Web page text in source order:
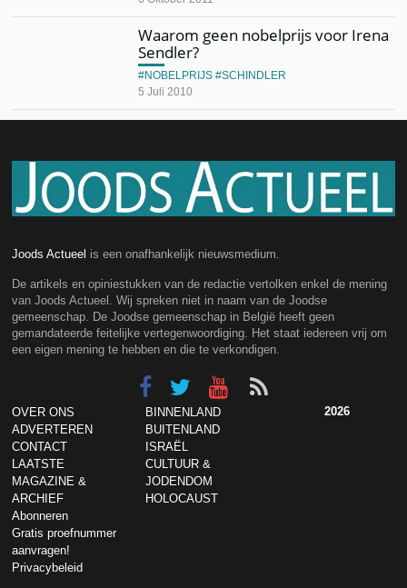
Waarom geen nobelprijs voor Irena
Sendler?
5 Juli 2010
NOBELPRIJS SCHINDLER
Joods Actueel is een onafhankelijk nieuwsmedium.
De artikels en opiniestukken van de redactie vertolken enkel de mening
van Joods Actueel. Wij spreken niet in naam van de Joodse
gemeenschap. De Joodse gemeenschap in België heeft geen
gemandateerde feitelijke vertegenwoordiging. Het staat iedereen vrij om
een eigen mening te hebben en die te verkondigen.
OVER ONS
ADVERTEREN
CONTACT
LAATSTE
MAGAZINE &
ARCHIEF
Abonneren
Gratis proefnummer
aanvragen!
Privacybeleid
BINNENLAND
BUITENLAND
ISRAËL
CULTUUR &
JODENDOM
HOLOCAUST
2026